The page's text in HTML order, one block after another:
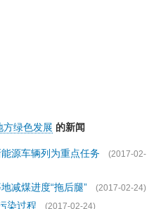
方绿色发展 的新闻
源车辆列为重点任务
(2017-02-
减煤进度“拖后腿”
(2017-02-24)
染过程 (2017-02-24)